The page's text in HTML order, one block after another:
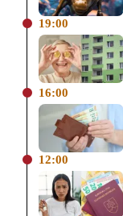
19:00
16:00
12:00